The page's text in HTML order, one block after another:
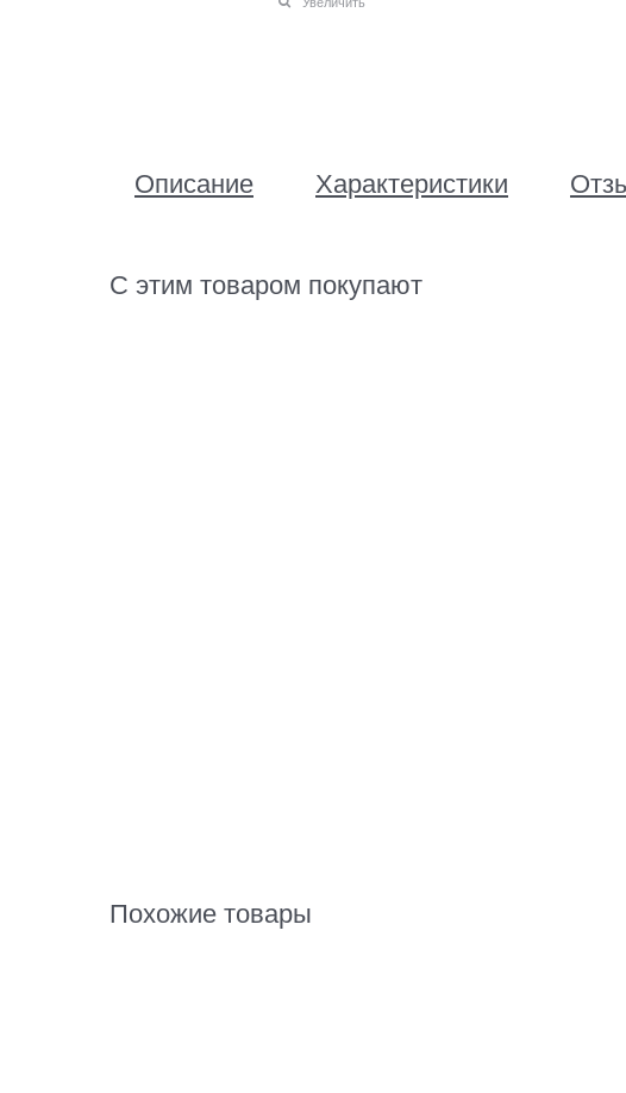
Описание Характеристики
С этим товаром покупают
Похожие товары